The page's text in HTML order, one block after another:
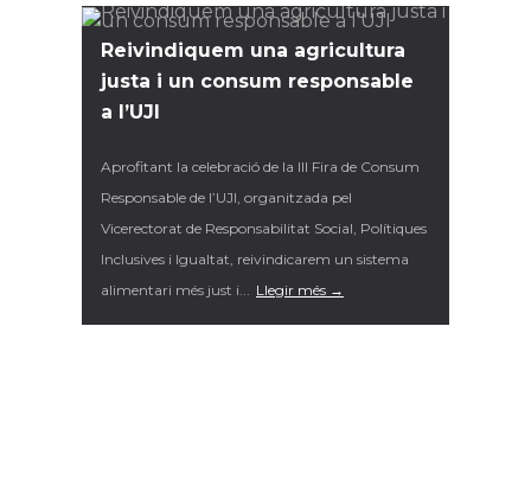
Reivindiquem una agricultura
justa i un consum responsable
a l’UJI
Aprofitant la celebració de la III Fira de Consum
Responsable de l’UJI, organitzada pel
Vicerectorat de Responsabilitat Social, Polítiques
Inclusives i Igualtat, reivindicarem un sistema
alimentari més just i...
Llegir més →